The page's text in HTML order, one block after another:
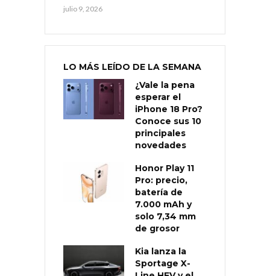
julio 9, 2026
LO MÁS LEÍDO DE LA SEMANA
¿Vale la pena
esperar el
iPhone 18 Pro?
Conoce sus 10
principales
novedades
Honor Play 11
Pro: precio,
batería de
7.000 mAh y
solo 7,34 mm
de grosor
Kia lanza la
Sportage X-